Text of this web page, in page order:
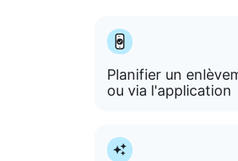
Planifier un
ou via l'application